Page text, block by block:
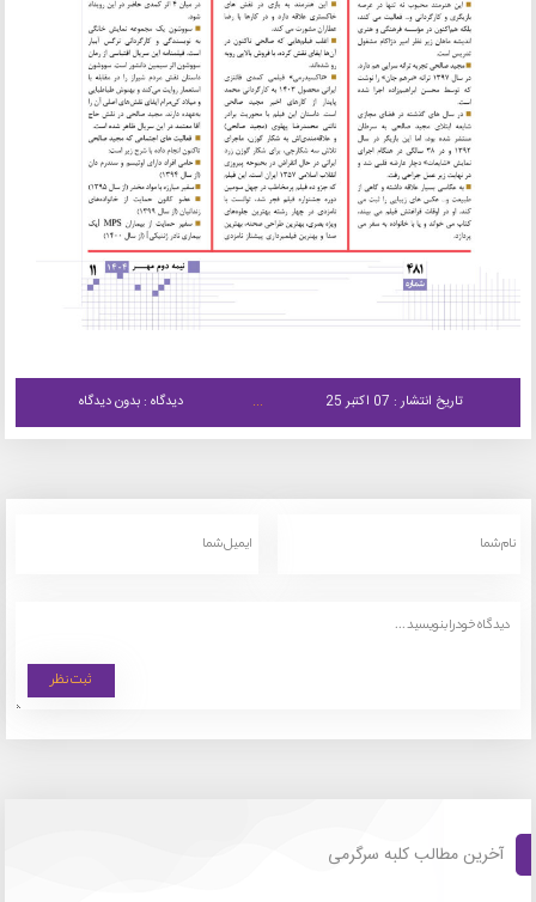
تاریخ انتشار : 07 اکتبر 25 دیدگاه : بدون دیدگاه
آخرین مطالب کلبه سرگرمی